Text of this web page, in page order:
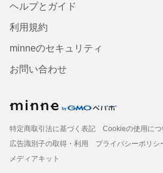
ヘルプとガイド
利用規約
minneのセキュリティ
お問い合わせ
特定商取引法に基づく表記
Cookieの使用につ
広告識別子の取得・利用
プライバシーポリシ
メディアキット